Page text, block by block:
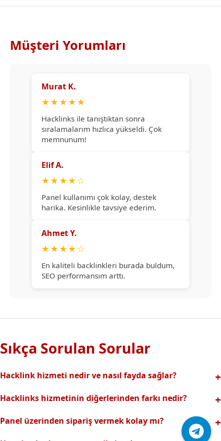
Müşteri Yorumları
Murat K.
★★★★★
Hacklinks ile tanıştıktan sonra
sıralamalarım hızlıca yükseldi. Çok
memnunum!
Elif A.
★★★★☆
Panel kullanımı çok kolay, destek
harika. Kesinlikle tavsiye ederim.
Ahmet Y.
★★★★☆
En kaliteli backlinkleri burada buldum,
SEO performansım arttı.
Sıkça Sorulan Sorular
Hacklink hizmeti nedir ve nasıl fayda sağlar?
backlinklerle sitenizin arama motorlarındaki
sıralamalarınız hızlıca yükselir.
Hacklinks hizmetinin diğerlerinden farkı nedir?
riski olmadan, en kaliteli ve etkili backlinkler sunuyoruz.
Profesyonel ekibimizle hızlı destek sağlanır.Ayrıca Daha
Panel üzerinden sipariş vermek kolay mı?
Hacklinks paneli kullanıcı dostu arayüzüyle kolayca sipariş